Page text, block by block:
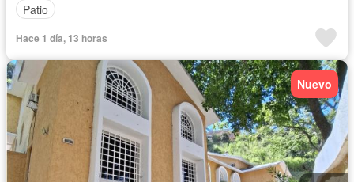
Patio
Hace 1 día, 13 horas
Nuevo